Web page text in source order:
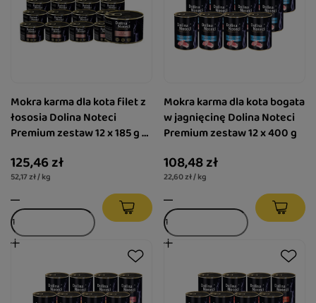
Mokra karma dla kota filet z
łososia Dolina Noteci
Premium zestaw 12 x 185 g +
gratis
125,46 zł
52,17 zł / kg
Mokra karma dla kota bogata
w jagnięcinę Dolina Noteci
Premium zestaw 12 x 400 g
108,48 zł
22,60 zł / kg